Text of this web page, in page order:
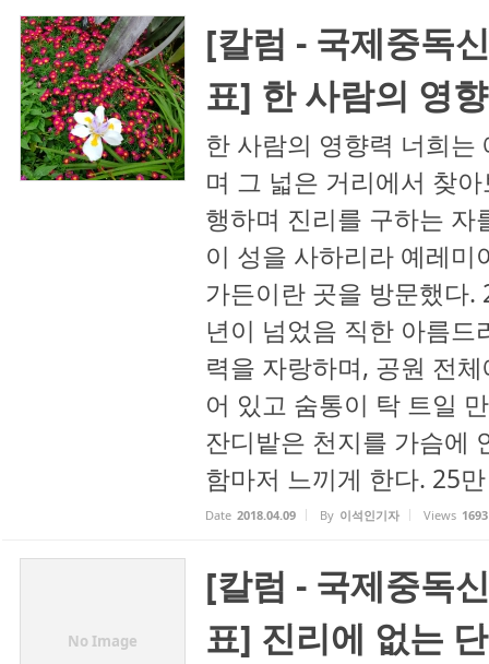
[칼럼 - 국제중독
표] 한 사람의 영
한 사람의 영향력 너희는
며 그 넓은 거리에서 찾
행하며 진리를 구하는 자
이 성을 사하리라 예레
가든이란 곳을 방문했다
년이 넘었음 직한 아름
력을 자랑하며, 공원 전
어 있고 숨통이 탁 트일
잔디밭은 천지를 가슴에
함마저 느끼게 한다. 25
Date 2018.04.09 By 이석인기자 Views 1693
No Image
[칼럼 - 국제중독
표] 진리에 없는